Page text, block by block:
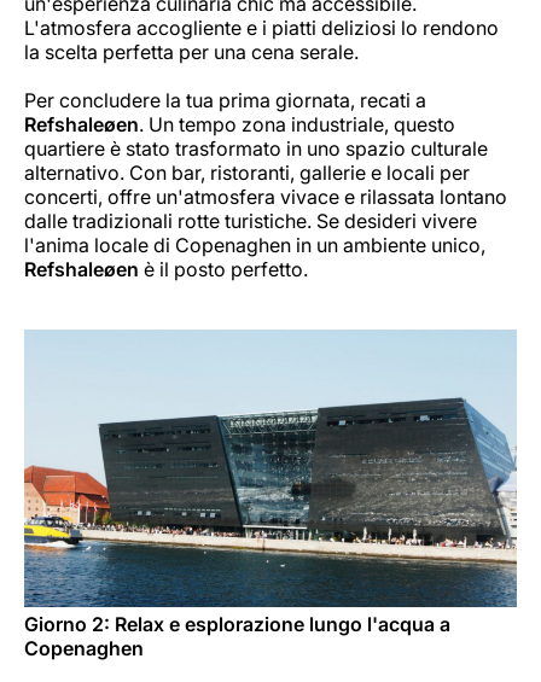
L'atmosfera accogliente e i piatti deliziosi lo rendono
la scelta perfetta per una cena serale.
Per concludere la tua prima giornata, recati a
Refshaleøen. Un tempo zona industriale, questo
quartiere è stato trasformato in uno spazio culturale
alternativo. Con bar, ristoranti, gallerie e locali per
concerti, offre un'atmosfera vivace e rilassata lontano
dalle tradizionali rotte turistiche. Se desideri vivere
l'anima locale di Copenaghen in un ambiente unico,
Refshaleøen è il posto perfetto.
Giorno 2: Relax e esplorazione lungo l'acqua a
Copenaghen